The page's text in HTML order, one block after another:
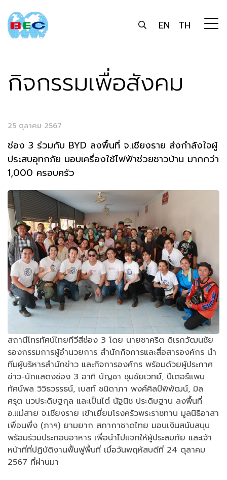
EN TH
กิจกรรมเพื่อสังคม
25 ตุลาคม 2567
ช่อง 3 ร่วมกับ BYD ลงพื้นที่ จ.เชียงราย ส่งกำลังใจผู้
ประสบอุทกภัย มอบเครื่องใช้ไฟฟ้าช่วยชาวบ้าน มากกว่า
1,000 ครอบครัว
สถานีโทรทัศน์ไทยทีวีสีช่อง 3 โดย นายชาคริต ดิเรกวัฒนชัย
รองกรรมการผู้อำนวยการ สำนักกิจการและสื่อสารองค์กร นำ
ทีมผู้บริหารสำนักข่าว และกิจการองค์กร พร้อมด้วยผู้ประกาศ
ข่าว-นักแสดงช่อง 3 อาทิ บัญชา ชุมชัยเวทย์, ปีเตอร์แพน
ทัศน์พล วิวิธวรรธน์, เบสท์ ชนิดาภา พงศ์ศิลป์พิพัฒน์, มิล
ศรุต นวประดิษฐกุล และเป็นไต๋ นัฐนิช ประดิษฐาน ลงพื้นที่
อ.แม่สาย จ.เชียงราย เข้าเยี่ยมโรงครัวพระราชทาน มูลนิธิอาสา
เพื่อนพึ่ง (ภาฯ) ยามยาก สภากาชาดไทย มอบเงินสนับสนุน
พร้อมร่วมประกอบอาหาร เพื่อนำไปแจกให้ผู้ประสบภัย และเจ้า
หน้าที่ที่ปฏิบัติงานฟื้นฟูพื้นที่ เมื่อวันพฤหัสบดีที่ 24 ตุลาคม
2567 ที่ผ่านมา